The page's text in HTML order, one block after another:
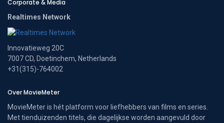
Corporate & Media
Realtimes Network
Innovatieweg 20C
7007 CD, Doetinchem, Netherlands
+31(315)-764002
Over MovieMeter
MovieMeter is hét platform voor liefhebbers van films en series.
Met tienduizenden titels, die dagelijkse worden aangevuld door